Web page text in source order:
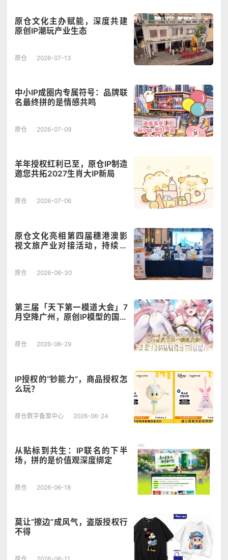
原仓文化主办赋能，深度共建
原创IP潮玩产业生态
原仓 2026-07-13
中小IP成圈内专属符号：品牌联
名最终拼的是情感共鸣
原仓 2026-07-09
羊年授权红利已至，原仓IP制造
邀您共拓2027生肖大IP新局
原仓 2026-07-06
原仓文化亮相第四届穗港澳影
视文旅产业对接活动，持续探
原仓 2026-06-30
第三届「天下第一模道大会」7
月空降广州，原创IP模型的国际
原仓 2026-06-29
IP授权的“钞能力”，商品授权怎
么玩？
原仓数字备案中心 2026-06-24
从贴标到共生：IP联名的下半
场，拼的是价值观深度绑定
原仓 2026-06-18
莫让“擦边”成风气，盗版授权行
不得